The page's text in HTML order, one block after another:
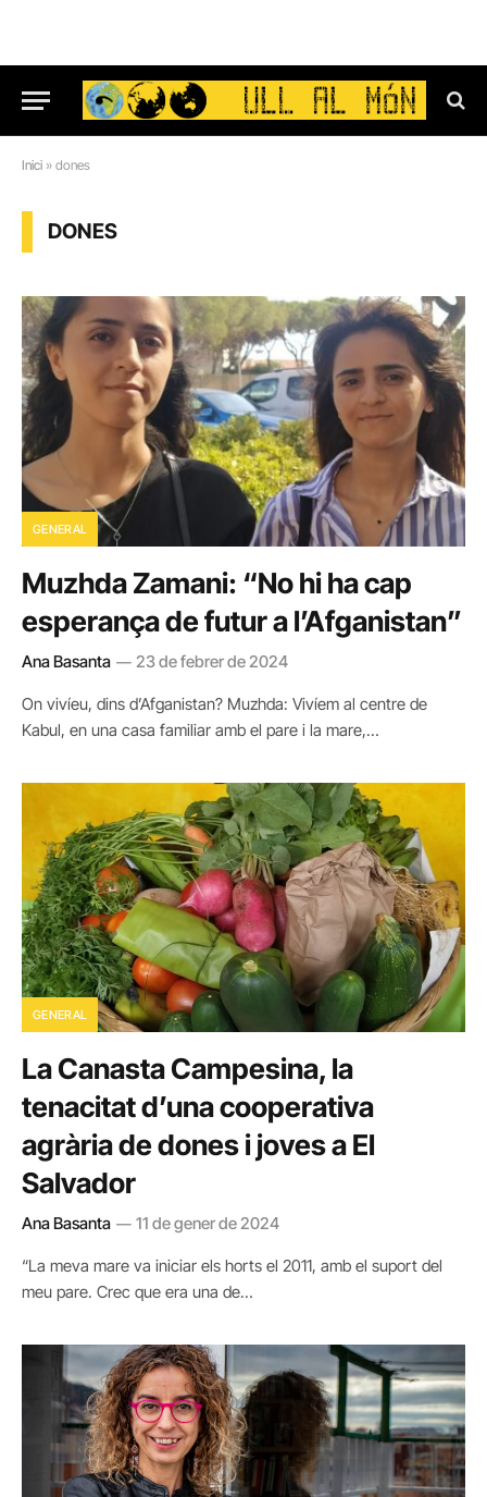
Inici » dones
DONES
GENERAL
Muzhda Zamani: “No hi ha cap
esperança de futur a l’Afganistan”
Ana Basanta 23 de febrer de 2024
On vivíeu, dins d’Afganistan? Muzhda: Vivíem al centre de
Kabul, en una casa familiar amb el pare i la mare,…
GENERAL
La Canasta Campesina, la
tenacitat d’una cooperativa
agrària de dones i joves a El
Salvador
Ana Basanta 11 de gener de 2024
“La meva mare va iniciar els horts el 2011, amb el suport del
meu pare. Crec que era una de…